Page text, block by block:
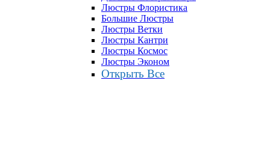
Люстры Флористика
Большие Люстры
Люстры Ветки
Люстры Кантри
Люстры Космос
Люстры Эконом
Открыть Все